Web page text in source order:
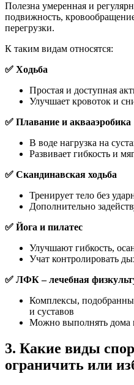
Полезна умеренная и
подвижность,
перегрузки.
К таким видам относятся:
✅ Ходьба
Простая и доступная
Улучшает кровоток и
✅ Плавание и аквааэробика
В воде нагрузка на
Развивает гибкость и
✅ Скандинавская ходьба
Тренирует тело без
Дополнительно
✅ Йога и пилатес
Улучшают гибкость,
Учат контролировать
✅ ЛФК – лечебная
Комплексы,
и суставов
Можно выполнять дома
3. Какие виды
ограничить или